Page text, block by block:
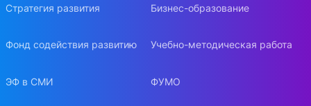
Стратегия развития
Фонд содействия развитию
ЭФ в СМИ
Бизнес-образование
Учебно-методическая работа
ФУМО